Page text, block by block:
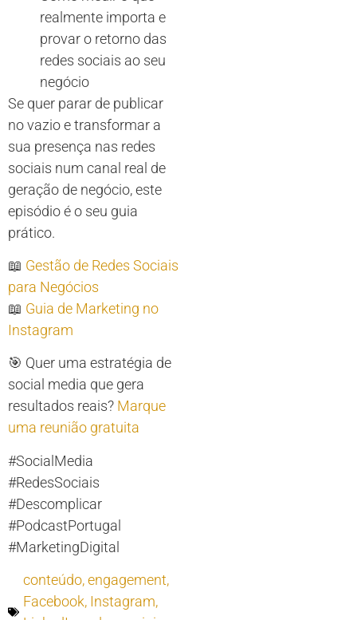
realmente importa e
provar o retorno das
redes sociais ao seu
negócio
Se quer parar de publicar
no vazio e transformar a
sua presença nas redes
sociais num canal real de
geração de negócio, este
episódio é o seu guia
prático.
📖 Gestão de Redes Sociais
para Negócios
📖 Guia de Marketing no
Instagram
🎯 Quer uma estratégia de
social media que gera
resultados reais? Marque
uma reunião gratuita
#SocialMedia
#RedesSociais
#Descomplicar
#PodcastPortugal
#MarketingDigital
conteúdo,engagement,
Facebook, Instagram,